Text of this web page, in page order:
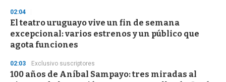
s
e
c
o
n
02:04
El teatro uruguayo vive un fin de semana
excepcional: varios estrenos y un público que
agota funciones
02:03 Exclusivo suscriptores
100 años de Aníbal Sampayo: tres miradas al